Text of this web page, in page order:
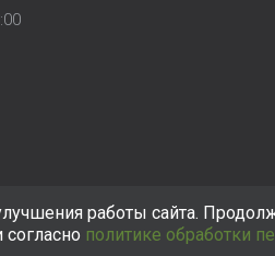
работы сайта.
политике обработки